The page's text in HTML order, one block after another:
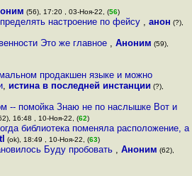
(56), 17:20 , 03-Ноя-22, (56)
настроение по фейсу ,анон (?),
Это же главное , Аноним (59),
продакшен языке и можно
, истина в последней инстанции (?),
-- помойка Знаю не по наслышке Вот и
16:48 , 10-Ноя-22, (62)
библиотека поменяла расположение, а
(ok), 18:49 , 10-Ноя-22, (63)
Буду пробовать , Аноним (62),